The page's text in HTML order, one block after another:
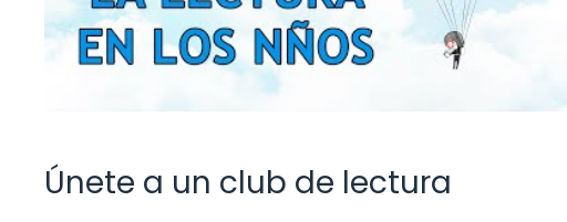
Únete a un club de lectura